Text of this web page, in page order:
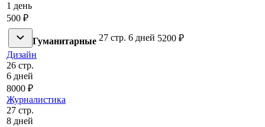
1 день
500 ₽
Гуманитарные 27 стр. 6 дней 5200 ₽
Дизайн
26 стр.
6 дней
8000 ₽
Журналистика
27 стр.
8 дней